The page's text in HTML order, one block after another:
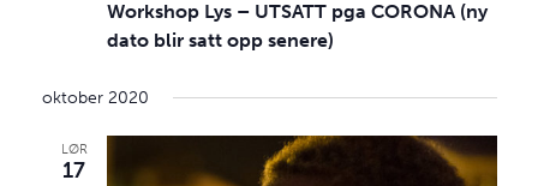
Workshop Lys – UTSATT pga CORONA (ny
dato blir satt opp senere)
oktober 2020
LØR
17